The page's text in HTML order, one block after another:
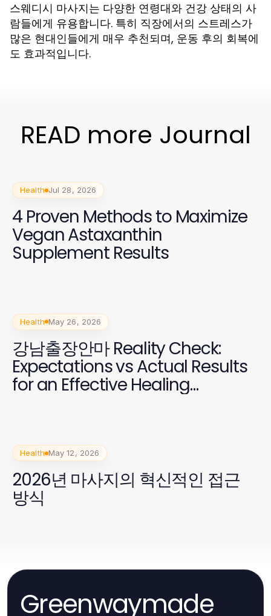
스웨디시 마사지는 다양한 연령대와 건강 상태의 사
람들에게 유용합니다. 특히 직장에서의 스트레스가
많은 현대인들에게 매우 추천되며, 운동 후의 회복에
도 효과적입니다.
READ more Journal
Health Jul 28, 2026
4 Proven Methods to Maximize
Vegan Astaxanthin
Supplement Results
Health May 26, 2026
강남출장안마 Reality Check:
Expectations vs Actual Results
for an Effective Healing
Health May 12, 2026
2026년 마사지의 혁신적인 접근
방식
Greenwaymade